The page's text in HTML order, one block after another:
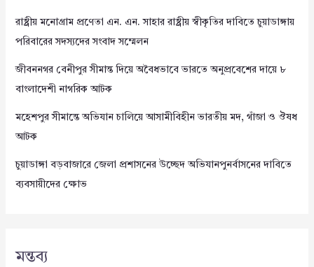
রাষ্ট্রীয় মনোগ্রাম প্রণেতা এন. এন. সাহার রাষ্ট্রীয় স্বীকৃতির দাবিতে চুয়াডাঙ্গায়
পরিবারের সদস্যদের সংবাদ সম্মেলন
জীবননগর বেনীপুর সীমান্ত দিয়ে অবৈধভাবে ভারতে অনুপ্রবেশের দায়ে ৮
বাংলাদেশী নাগরিক আটক
মহেশপুর সীমান্তে অভিযান চালিয়ে আসামীবিহীন ভারতীয় মদ, গাঁজা ও ঔষধ
আটক
চুয়াডাঙ্গা বড়বাজারে জেলা প্রশাসনের উচ্ছেদ অভিযানপুনর্বাসনের দাবিতে
ব্যবসায়ীদের ক্ষোভ
মন্তব্য